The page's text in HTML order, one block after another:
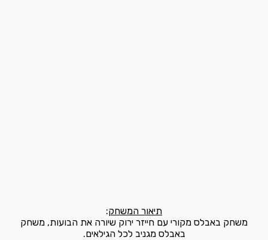
תיאור המשחק:
משחק באבלס מקורי עם חייזר ירוק שיורה את הבועות, משחק
באבלס מגניב לכל הגילאים.